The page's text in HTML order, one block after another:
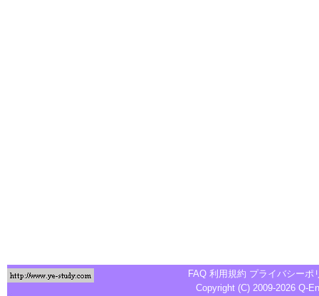
FAQ 利用規約 プライバシーポ
Copyright (C) 2009-2026 Q-